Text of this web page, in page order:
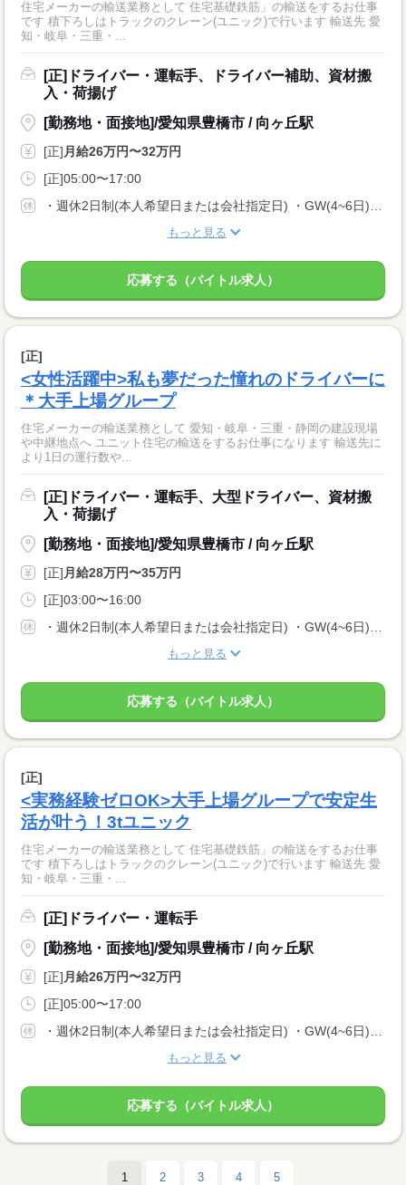
住宅メーカーの輸送業務として 住宅基礎鉄筋」の輸送をするお仕事
です 積下ろしはトラックのクレーン(ユニック)で行います 輸送先 愛
知・岐阜・三重・...
[正]ドライバー・運転手、ドライバー補助、資材搬
入・荷揚げ
[勤務地・面接地]/愛知県豊橋市 / 向ヶ丘駅
[正] 月給26万円〜32万円
[正]05:00〜17:00
もっと見る
応募する（バイトル求人）
[正]
<女性活躍中>私も夢だった憧れのドライバーに
＊大手上場グループ
住宅メーカーの輸送業務として 愛知・岐阜・三重・静岡の建設現場
や中継地点へ ユニット住宅の輸送をするお仕事になります 輸送先に
より1日の運行数や...
[正]ドライバー・運転手、大型ドライバー、資材搬
入・荷揚げ
[勤務地・面接地]/愛知県豊橋市 / 向ヶ丘駅
[正] 月給28万円〜35万円
[正]03:00〜16:00
もっと見る
応募する（バイトル求人）
[正]
<実務経験ゼロOK>大手上場グループで安定生
活が叶う！3tユニック
住宅メーカーの輸送業務として 住宅基礎鉄筋」の輸送をするお仕事
です 積下ろしはトラックのクレーン(ユニック)で行います 輸送先 愛
知・岐阜・三重・...
[正]ドライバー・運転手
[勤務地・面接地]/愛知県豊橋市 / 向ヶ丘駅
[正] 月給26万円〜32万円
[正]05:00〜17:00
もっと見る
応募する（バイトル求人）
1 2 3 4 5